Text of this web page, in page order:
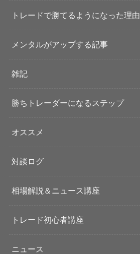
トレードで勝てるようになった理由
メンタルがアップする記事
雑記
勝ちトレーダーになるステップ
オススメ
対談ログ
相場解説＆ニュース講座
トレード初心者講座
ニュース